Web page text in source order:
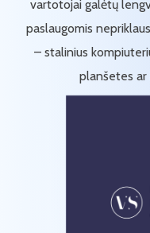
vartotojai galėtų
paslaugomis
– stalinius
planšetes ar